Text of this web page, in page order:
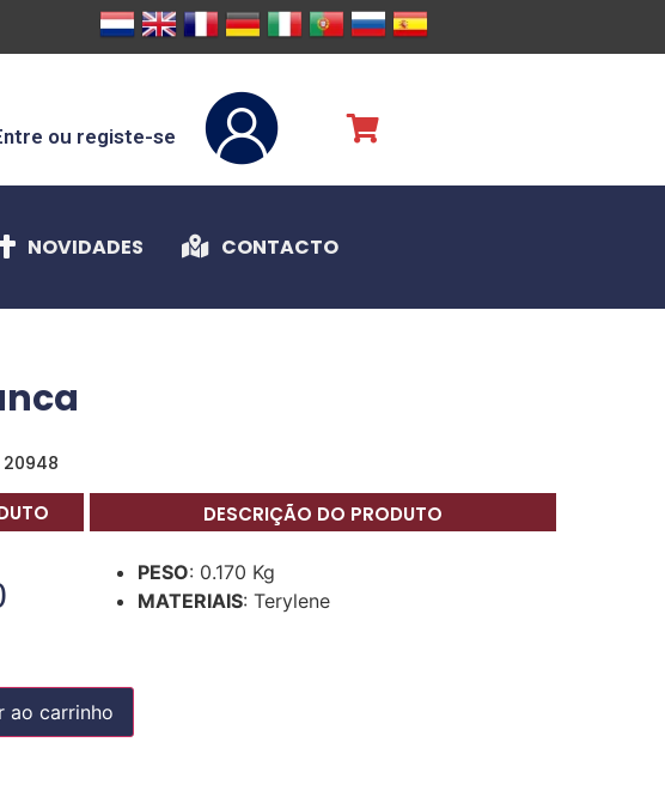
ou registe-se
NOVIDADES CONTACTO
20948
DESCRIÇÃO DO PRODUTO
PESO: 0.170 Kg
MATERIAIS: Terylene
ao carrinho